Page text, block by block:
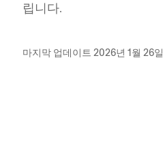
립니다.
마지막 업데이트 2026년 1월 26일